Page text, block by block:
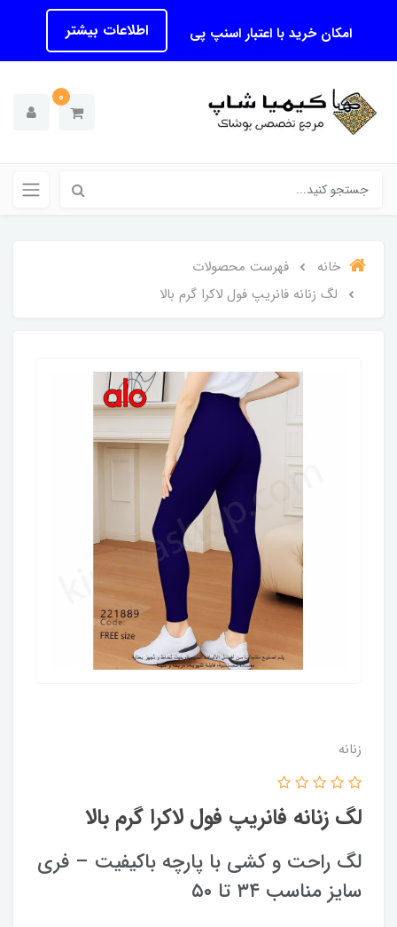
امکان خرید با اعتبار اسنپ پی اطلاعات بیشتر
0
خانه
فهرست محصولات
لگ زنانه فانریپ فول لاکرا گرم بالا
زنانه
لگ زنانه فانریپ فول لاکرا گرم بالا
لگ راحت و کشی با پارچه باکیفیت – فری
سایز مناسب ۳۴ تا ۵۰